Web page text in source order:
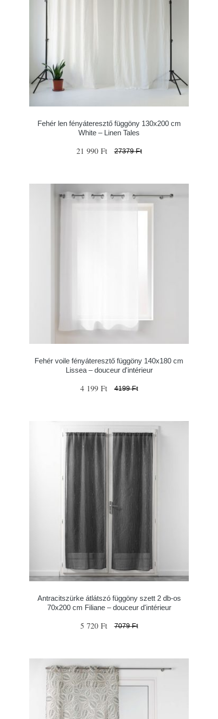
Fehér len fényáteresztő függöny 130x200 cm
White – Linen Tales
21 990 Ft 27379 Ft
Fehér voile fényáteresztő függöny 140x180 cm
Lissea – douceur d'intérieur
4 199 Ft 4199 Ft
Antracitszürke átlátszó függöny szett 2 db-os
70x200 cm Filiane – douceur d'intérieur
5 720 Ft 7079 Ft